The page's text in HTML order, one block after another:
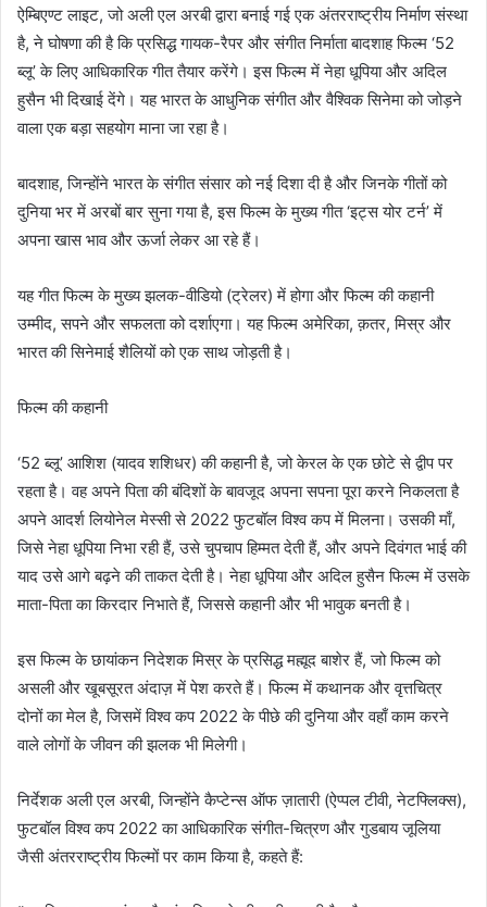
ऐम्बिएण्ट लाइट, जो अली एल अरबी द्वारा बनाई गई एक अंतरराष्ट्रीय निर्माण संस्था
है, ने घोषणा की है कि प्रसिद्ध गायक-रैपर और संगीत निर्माता बादशाह फिल्म ‘52
ब्लू’ के लिए आधिकारिक गीत तैयार करेंगे। इस फिल्म में नेहा धूपिया और अदिल
हुसैन भी दिखाई देंगे। यह भारत के आधुनिक संगीत और वैश्विक सिनेमा को जोड़ने
वाला एक बड़ा सहयोग माना जा रहा है।
बादशाह, जिन्होंने भारत के संगीत संसार को नई दिशा दी है और जिनके गीतों को
दुनिया भर में अरबों बार सुना गया है, इस फिल्म के मुख्य गीत ‘इट्स योर टर्न’ में
अपना खास भाव और ऊर्जा लेकर आ रहे हैं।
यह गीत फिल्म के मुख्य झलक-वीडियो (ट्रेलर) में होगा और फिल्म की कहानी
उम्मीद, सपने और सफलता को दर्शाएगा। यह फिल्म अमेरिका, क़तर, मिस्र और
भारत की सिनेमाई शैलियों को एक साथ जोड़ती है।
फिल्म की कहानी
‘52 ब्लू’ आशिश (यादव शशिधर) की कहानी है, जो केरल के एक छोटे से द्वीप पर
रहता है। वह अपने पिता की बंदिशों के बावजूद अपना सपना पूरा करने निकलता है
अपने आदर्श लियोनेल मेस्सी से 2022 फुटबॉल विश्व कप में मिलना। उसकी माँ,
जिसे नेहा धूपिया निभा रही हैं, उसे चुपचाप हिम्मत देती हैं, और अपने दिवंगत भाई की
याद उसे आगे बढ़ने की ताकत देती है। नेहा धूपिया और अदिल हुसैन फिल्म में उसके
माता-पिता का किरदार निभाते हैं, जिससे कहानी और भी भावुक बनती है।
इस फिल्म के छायांकन निदेशक मिस्र के प्रसिद्ध मह्मूद बाशेर हैं, जो फिल्म को
असली और खूबसूरत अंदाज़ में पेश करते हैं। फिल्म में कथानक और वृत्तचित्र
दोनों का मेल है, जिसमें विश्व कप 2022 के पीछे की दुनिया और वहाँ काम करने
वाले लोगों के जीवन की झलक भी मिलेगी।
निर्देशक अली एल अरबी, जिन्होंने कैप्टेन्स ऑफ ज़ातारी (ऐप्पल टीवी, नेटफ्लिक्स),
फुटबॉल विश्व कप 2022 का आधिकारिक संगीत-चित्रण और गुडबाय जूलिया
जैसी अंतरराष्ट्रीय फिल्मों पर काम किया है, कहते हैं: